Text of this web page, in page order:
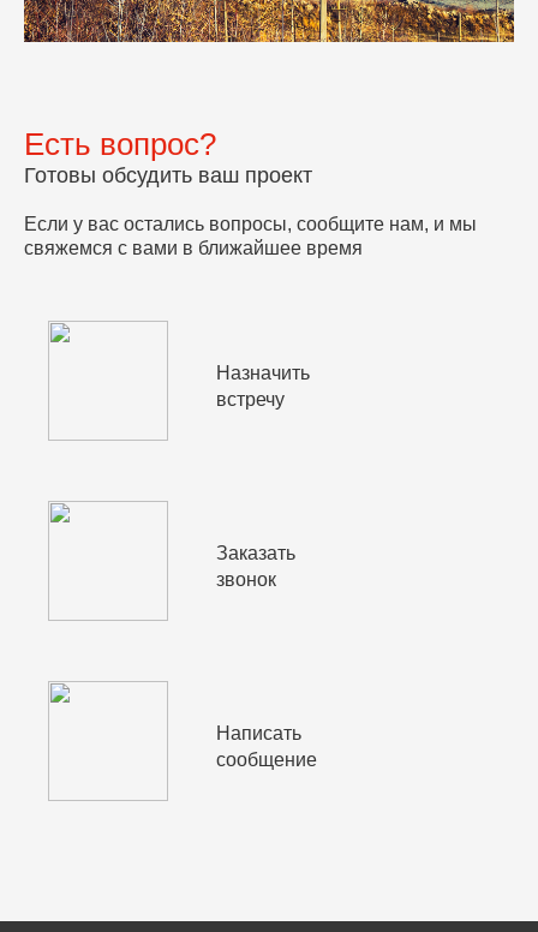
Есть вопрос?
Готовы обсудить ваш проект
Если у вас остались вопросы, сообщите нам, и мы
свяжемся с вами в ближайшее время
Назначить
встречу
Заказать
звонок
Написать
сообщение